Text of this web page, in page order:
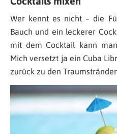
Wer kennt es nicht – die
Bauch und ein leckerer
mit dem Cocktail kann
Mich versetzt ja ein Cuba
zurück zu den